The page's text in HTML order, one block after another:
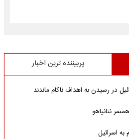
پربیننده ترین اخبار
در رسیدن به اهداف ناکام ماندند
نتانیاهو
به اسرائیل